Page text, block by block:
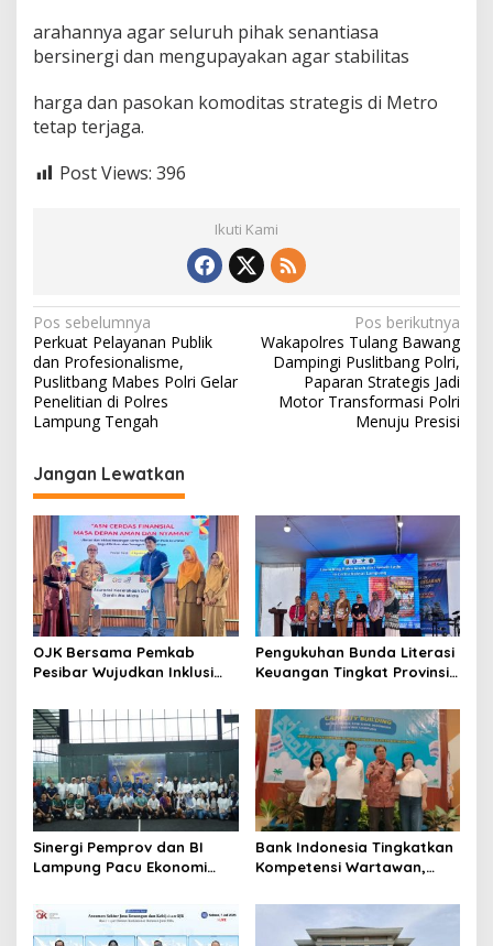
arahannya agar seluruh pihak senantiasa
bersinergi dan mengupayakan agar stabilitas
harga dan pasokan komoditas strategis di Metro
tetap terjaga.
Post Views: 396
Ikuti Kami
N
a
v
i
a
s
i
p
o
s
Pos sebelumnya
Perkuat Pelayanan Publik
dan Profesionalisme,
Puslitbang Mabes Polri Gelar
Penelitian di Polres
Lampung Tengah
Pos berikutnya
Wakapolres Tulang Bawang
Dampingi Puslitbang Polri,
Paparan Strategis Jadi
Motor Transformasi Polri
Menuju Presisi
Jangan Lewatkan
OJK Bersama Pemkab
Pesibar Wujudkan Inklusi
Dan Tenaga Pendidik Terima
Polis Asuransi Jiwa
Pengukuhan Bunda Literasi
Keuangan Tingkat Provinsi,
Provinsi Lampung, Perkuat
Gerakan Edukasi Keuangan
Bagi Masyarakat
Sinergi Pemprov dan BI
Lampung Pacu Ekonomi
Sport 2026
Bank Indonesia Tingkatkan
Kompetensi Wartawan,
Sebagai Narasumber